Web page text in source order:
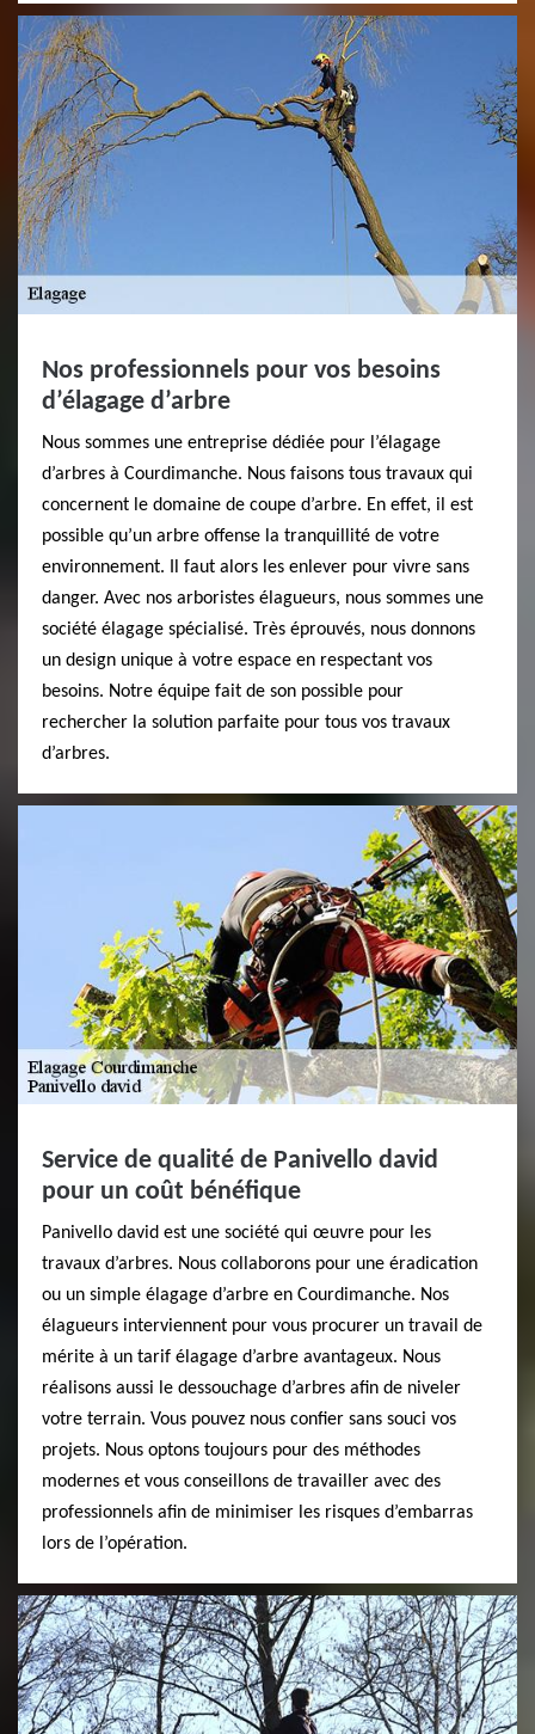
Nos professionnels pour vos besoins
d’élagage d’arbre
Nous sommes une entreprise dédiée pour l’élagage
d’arbres à Courdimanche. Nous faisons tous travaux qui
concernent le domaine de coupe d’arbre. En effet, il est
possible qu’un arbre offense la tranquillité de votre
environnement. Il faut alors les enlever pour vivre sans
danger. Avec nos arboristes élagueurs, nous sommes une
société élagage spécialisé. Très éprouvés, nous donnons
un design unique à votre espace en respectant vos
besoins. Notre équipe fait de son possible pour
rechercher la solution parfaite pour tous vos travaux
d’arbres.
Service de qualité de Panivello david
pour un coût bénéfique
Panivello david est une société qui œuvre pour les
travaux d’arbres. Nous collaborons pour une éradication
ou un simple élagage d’arbre en Courdimanche. Nos
élagueurs interviennent pour vous procurer un travail de
mérite à un tarif élagage d’arbre avantageux. Nous
réalisons aussi le dessouchage d’arbres afin de niveler
votre terrain. Vous pouvez nous confier sans souci vos
projets. Nous optons toujours pour des méthodes
modernes et vous conseillons de travailler avec des
professionnels afin de minimiser les risques d’embarras
lors de l’opération.